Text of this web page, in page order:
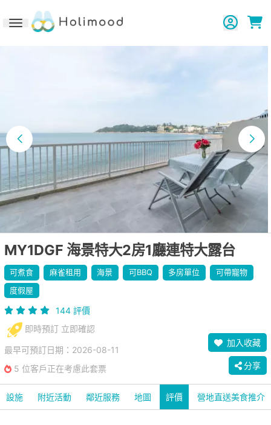
Toggle navigation
MY1DGF 海景特大2房1廳連特大露台
可煮食 麻雀租用 海景 可BBQ 多房單位
可帶寵物
度假屋
144 評價
即時預訂 立即確認
最早可預訂日期：2026-08-11
5 位客戶正在考慮此套票
加入收藏
分享
設施 附近活動 鄰近服務 地圖 評價 營地直送美食推介